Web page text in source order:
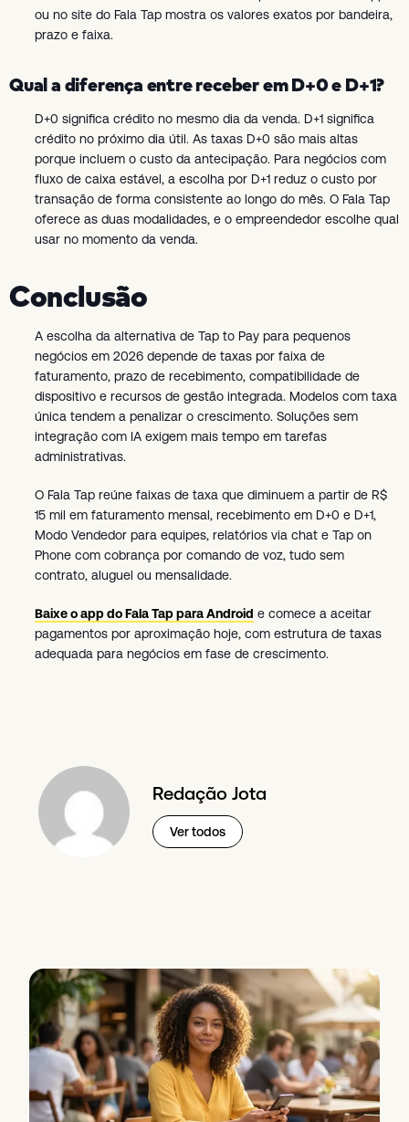
ou no site do Fala Tap mostra os valores exatos por bandeira,
prazo e faixa.
Qual a diferença entre receber em D+0 e D+1?
D+0 significa crédito no mesmo dia da venda. D+1 significa
crédito no próximo dia útil. As taxas D+0 são mais altas
porque incluem o custo da antecipação. Para negócios com
fluxo de caixa estável, a escolha por D+1 reduz o custo por
transação de forma consistente ao longo do mês. O Fala Tap
oferece as duas modalidades, e o empreendedor escolhe qual
usar no momento da venda.
Conclusão
A escolha da alternativa de Tap to Pay para pequenos
negócios em 2026 depende de taxas por faixa de
faturamento, prazo de recebimento, compatibilidade de
dispositivo e recursos de gestão integrada. Modelos com taxa
única tendem a penalizar o crescimento. Soluções sem
integração com IA exigem mais tempo em tarefas
administrativas.
O Fala Tap reúne faixas de taxa que diminuem a partir de R$
15 mil em faturamento mensal, recebimento em D+0 e D+1,
Modo Vendedor para equipes, relatórios via chat e Tap on
Phone com cobrança por comando de voz, tudo sem
contrato, aluguel ou mensalidade.
Baixe o app do Fala Tap para Android e comece a aceitar
pagamentos por aproximação hoje, com estrutura de taxas
adequada para negócios em fase de crescimento.
Redação Jota
Ver todos